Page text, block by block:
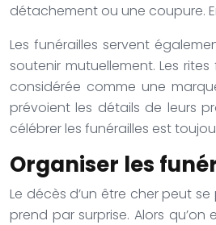
détachement ou une coupure.
Les funérailles servent
soutenir mutuellement. Les
considérée comme une
prévoient les détails de leurs
célébrer les funérailles est
Organiser les
Le décès d’un être cher peut
prend par surprise. Alors